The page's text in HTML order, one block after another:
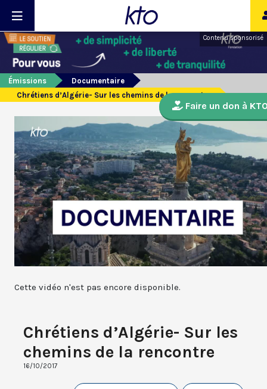
Contenu sponsorisé
Émissions
Documentaire
Chrétiens d’Algérie- Sur les chemins de la rencontre
Cette vidéo n'est pas encore disponible.
Chrétiens d’Algérie- Sur les
chemins de la rencontre
16/10/2017
Faire un don à